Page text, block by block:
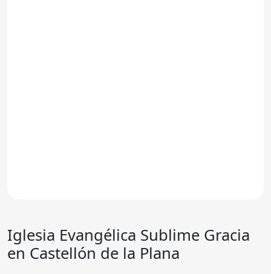
Iglesia Evangélica Sublime Gracia
en Castellón de la Plana